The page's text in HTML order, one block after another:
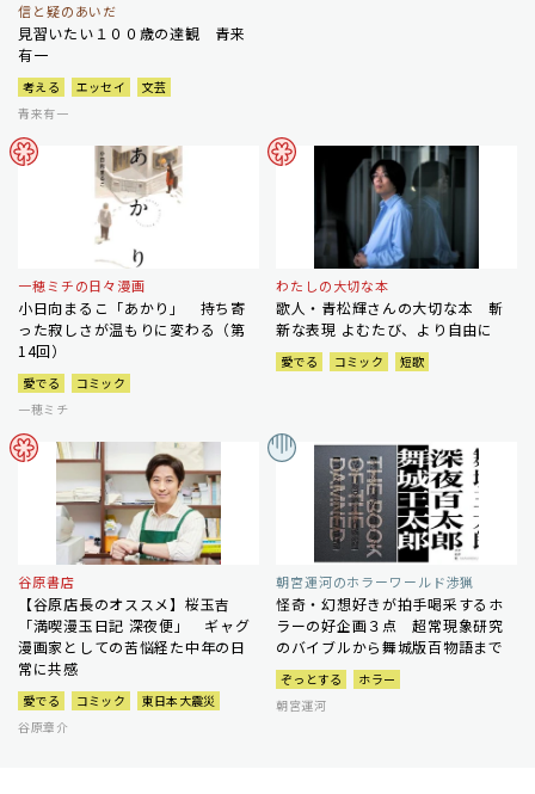
信と疑のあいだ
見習いたい１００歳の達観 青来
有一
考える エッセイ
文芸
青来有一
一穂ミチの日々漫画
小日向まるこ「あかり」 持ち寄
った寂しさが温もりに変わる（第
14回）
愛でる
コミック
一穂ミチ
わたしの大切な本
歌人・青松輝さんの大切な本 斬
新な表現 よむたび、より自由に
愛でる コミック 短歌
谷原書店
【谷原店長のオススメ】桜玉吉
「満喫漫玉日記 深夜便」 ギャグ
漫画家としての苦悩経た中年の日
常に共感
愛でる コミック
東日本大震災
谷原章介
朝宮運河のホラーワールド渉猟
怪奇・幻想好きが拍手喝采するホ
ラーの好企画３点 超常現象研究
のバイブルから舞城版百物語まで
ぞっとする
ホラー
朝宮運河